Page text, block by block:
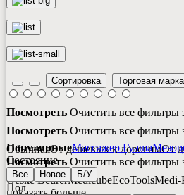
Сортировка Торговая марка
Посмотреть Очистить все фильтры
Посмотреть Очистить все фильтры
ОбычнаяОт дешевых к дорогимОт
Посмотреть Очистить все фильтры
GeskeBeurerMedicubeEcoToolsMedi-
ПопулярныеМассажер Гуаша
Состояние
Все Новое Б/У
Пол